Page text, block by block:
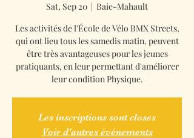
Sat, Sep 20
  |
Baie-Mahault
Les activités de l'École de Vélo BMX Streets,
qui ont lieu tous les samedis matin, peuvent
être très avantageuses pour les jeunes
pratiquants, en leur permettant d'améliorer
leur condition Physique.
Les inscriptions sont closes
Voir d'autres événements